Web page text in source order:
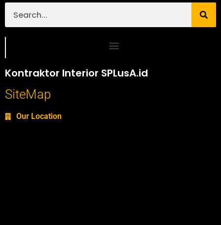
Kontraktor Interior SPLusA.id
SiteMap
Our Location